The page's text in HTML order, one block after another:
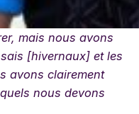
mais nous avons
s [hivernaux] et les
avons clairement
nous devons